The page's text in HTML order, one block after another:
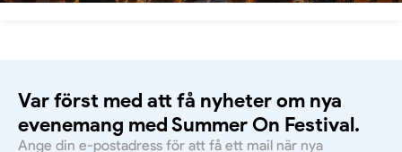
Var först med att få nyheter om nya
evenemang med Summer On Festival.
Ange din e-postadress för att få ett mail när nya